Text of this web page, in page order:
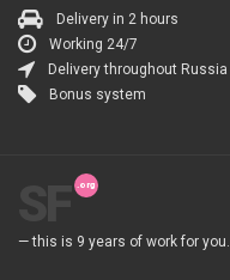
Delivery in 2 hours
Working 24/7
Delivery throughout Russia
Bonus system
— this is 9 years of work for you.